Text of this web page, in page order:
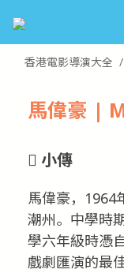
香港電影導演大全
馬偉豪 |
小傳
馬偉豪，1964
潮州。中學時
學六年級時憑
戲劇匯演的最